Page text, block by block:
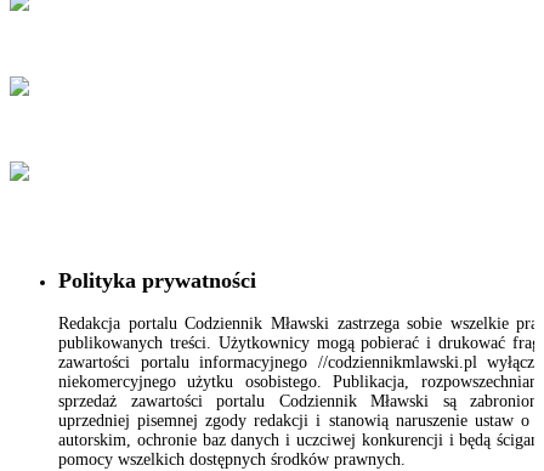
Polityka prywatności
Redakcja portalu Codziennik Mławski zastrzega sobie wszelkie
publikowanych treści. Użytkownicy mogą pobierać i drukować
zawartości portalu informacyjnego //codziennikmlawski.pl
niekomercyjnego użytku osobistego. Publikacja,
sprzedaż zawartości portalu Codziennik Mławski są
uprzedniej pisemnej zgody redakcji i stanowią naruszenie ustaw o
autorskim, ochronie baz danych i uczciwej konkurencji i będą
pomocy wszelkich dostępnych środków prawnych.